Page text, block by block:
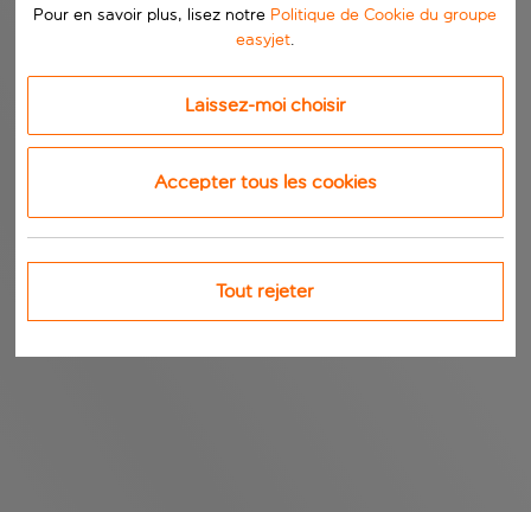
Pour en savoir plus, lisez notre Politique de Cookie du groupe
easyjet.
Laissez-moi choisir
Accepter tous les cookies
Tout rejeter